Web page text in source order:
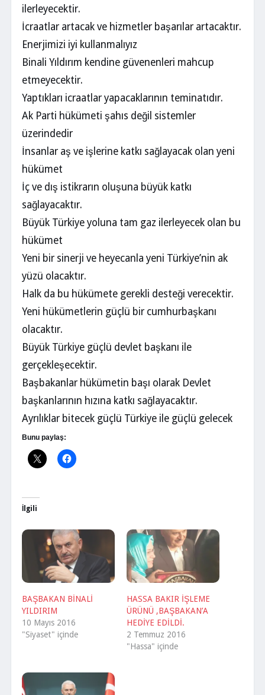
ilerleyecektir.
İcraatlar artacak ve hizmetler başarılar artacaktır.
Enerjimizi iyi kullanmalıyız
Binali Yıldırım kendine güvenenleri mahcup
etmeyecektir.
Yaptıkları icraatlar yapacaklarının teminatıdır.
Ak Parti hükümeti şahıs değil sistemler
üzerindedir
İnsanlar aş ve işlerine katkı sağlayacak olan yeni
hükümet
İç ve dış istikrarın oluşuna büyük katkı
sağlayacaktır.
Büyük Türkiye yoluna tam gaz ilerleyecek olan bu
hükümet
Yeni bir sinerji ve heyecanla yeni Türkiye’nin ak
yüzü olacaktır.
Halk da bu hükümete gerekli desteği verecektir.
Yeni hükümetlerin güçlü bir cumhurbaşkanı
olacaktır.
Büyük Türkiye güçlü devlet başkanı ile
gerçekleşecektir.
Başbakanlar hükümetin başı olarak Devlet
başkanlarının hızına katkı sağlayacaktır.
Ayrılıklar bitecek güçlü Türkiye ile güçlü gelecek
Bunu paylaş:
İlgili
BAŞBAKAN BİNALİ
YILDIRIM
10 Mayıs 2016
"Siyaset" içinde
HASSA BAKIR İŞLEME
ÜRÜNÜ ,BAŞBAKAN’A
HEDİYE EDİLDİ.
2 Temmuz 2016
"Hassa" içinde